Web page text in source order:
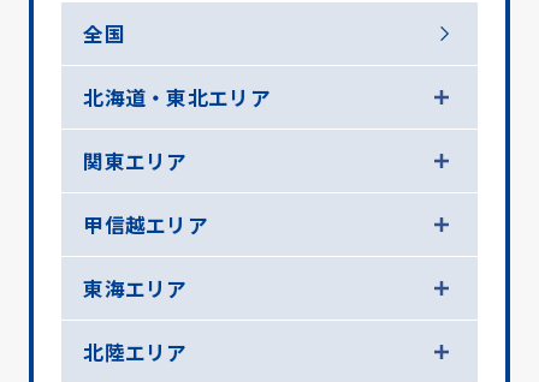
全国
北海道・東北エリア
関東エリア
甲信越エリア
東海エリア
北陸エリア